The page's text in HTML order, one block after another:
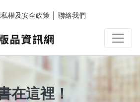
私權及安全政策 聯絡我們
在這裡！